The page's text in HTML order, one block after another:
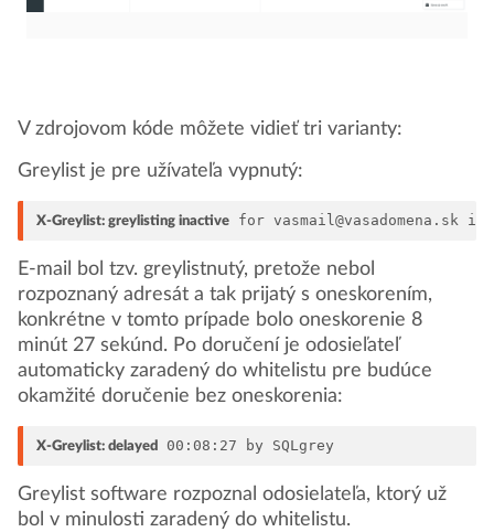
V zdrojovom kóde môžete vidieť tri varianty:
Greylist je pre užívateľa vypnutý:
X-Greylist: greylisting inactive for vasmail@vasadomena.sk in
E-mail bol tzv. greylistnutý, pretože nebol
rozpoznaný adresát a tak prijatý s oneskorením,
konkrétne v tomto prípade bolo oneskorenie 8
minút 27 sekúnd. Po doručení je odosieľateľ
automaticky zaradený do whitelistu pre budúce
okamžité doručenie bez oneskorenia:
X-Greylist: delayed 00:08:27 by SQLgrey
Greylist software rozpoznal odosielateľa, ktorý už
bol v minulosti zaradený do whitelistu.